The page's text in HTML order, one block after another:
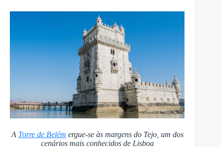
A Torre de Belém ergue-se às margens do Tejo, um dos
cenários mais conhecidos de Lisboa